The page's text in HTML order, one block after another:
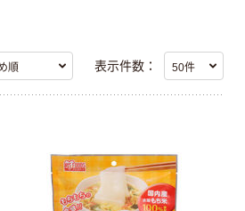
表示件数：